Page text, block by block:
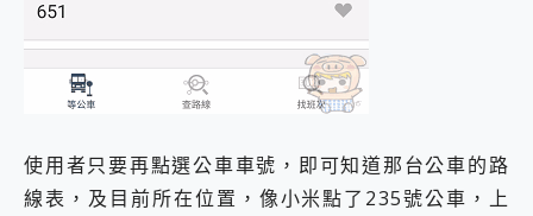
使用者只要再點選公車車號，即可知道那台公車的路
線表，及目前所在位置，像小米點了235號公車，上